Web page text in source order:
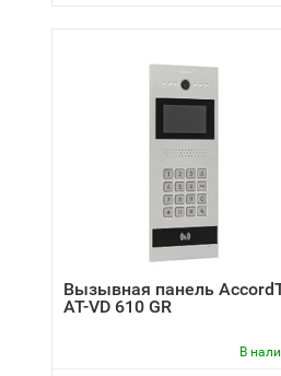
Вызывная панель
AT-VD 610 GR
В